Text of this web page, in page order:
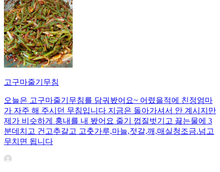
고구마줄기무침
오늘은 고구마줄기무침를 담궈봤어요~ 어렸을적에 친정엄마
가 자주 해 주시던 무침입니다 지금은 돌아가셔서 안 계시지만
제가 비슷하게 훙내를 내 봤어요 줄기 껍질벗기고 끓는물에 3
분데치고 건고추갈고 고춧가루,마늘,젓갈,깨,매실청조금.넘고
무치면 됩니다